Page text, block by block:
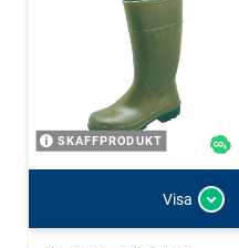
SKAFFPRODUKT
Visa